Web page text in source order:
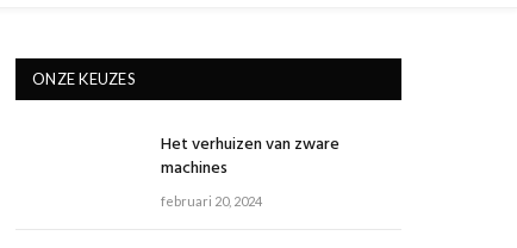
ONZE KEUZES
Het verhuizen van zware
machines
februari 20, 2024